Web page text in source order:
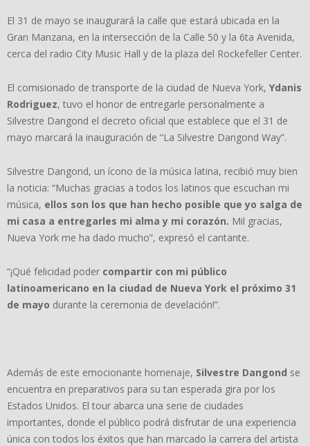
​El 31 de mayo se inaugurará la calle que estará ubicada en la
Gran Manzana, en la intersección de la Calle 50 y la 6ta Avenida,
cerca del radio City Music Hall y de la plaza del Rockefeller Center.
El comisionado de transporte de la ciudad de Nueva York, Ydanis
Rodriguez, tuvo el honor de entregarle personalmente a
Silvestre Dangond el decreto oficial que establece que el 31 de
mayo marcará la inauguración de “La Silvestre Dangond Way”.
Silvestre Dangond, un ícono de la música latina, recibió muy bien
la noticia: “Muchas gracias a todos los latinos que escuchan mi
música, ellos son los que han hecho posible que yo salga de
mi casa a entregarles mi alma y mi corazón. Mil gracias,
Nueva York me ha dado mucho”, expresó el cantante.
“¡Qué felicidad poder compartir con mi público
latinoamericano en la ciudad de Nueva York el próximo 31
de mayo durante la ceremonia de develación!”.
Además de este emocionante homenaje, Silvestre Dangond se
encuentra en preparativos para su tan esperada gira por los
Estados Unidos. El tour abarca una serie de ciudades
importantes, donde el público podrá disfrutar de una experiencia
única con todos los éxitos que han marcado la carrera del artista